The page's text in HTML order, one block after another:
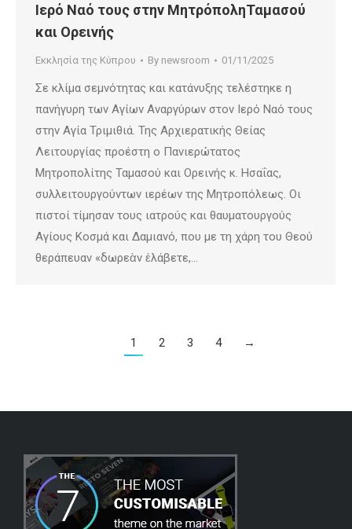
Ιερό Ναό τους στην ΜητρόποληΤαμασού
και Ορεινής
Εκκλησία της Κύπρου By newsroom 01/11/2025
Σε κλίμα σεμνότητας και κατάνυξης τελέστηκε η
πανήγυρη των Αγίων Αναργύρων στον Ιερό Ναό τους
στην Αγία Τριμιθιά. Της Αρχιερατικής Θείας
Λειτουργίας προέστη ο Πανιερώτατος
Μητροπολίτης Ταμασού και Ορεινής κ. Ησαΐας,
συλλειτουργούντων ιερέων της Μητροπόλεως. Οι
πιστοί τίμησαν τους ιατρούς και θαυματουργούς
Αγίους Κοσμά και Δαμιανό, που με τη χάρη του Θεού
θεράπευαν «δωρεὰν ἐλάβετε,…
1 2 3 4 →